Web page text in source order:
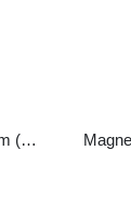
Magnetische Gefahrzettel 10 x 10 cm (Ausbildung)